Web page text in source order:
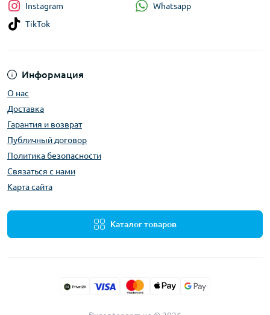
Информация
О нас
Доставка
Гарантия и возврат
Публичный договор
Политика безопасности
Связаться с нами
Карта сайта
Каталог товаров
Instagram
TikTok
Whatsapp